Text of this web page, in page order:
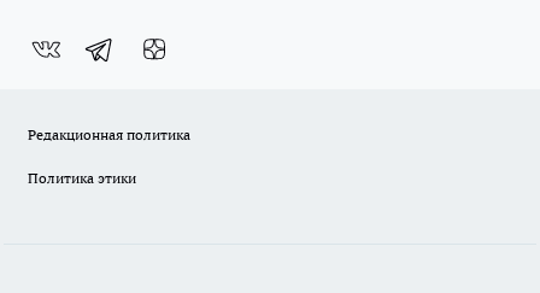
Редакционная политика
Политика этики